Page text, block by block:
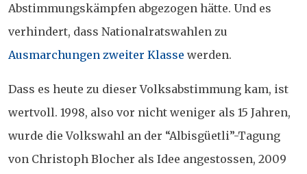
Abstimmungskämpfen abgezogen hätte. Und es
verhindert, dass Nationalratswahlen zu
Ausmarchungen zweiter Klasse werden.
Dass es heute zu dieser Volksabstimmung kam, ist
wertvoll. 1998, also vor nicht weniger als 15 Jahren,
wurde die Volkswahl an der “Albisgüetli”-Tagung
von Christoph Blocher als Idee angestossen, 2009